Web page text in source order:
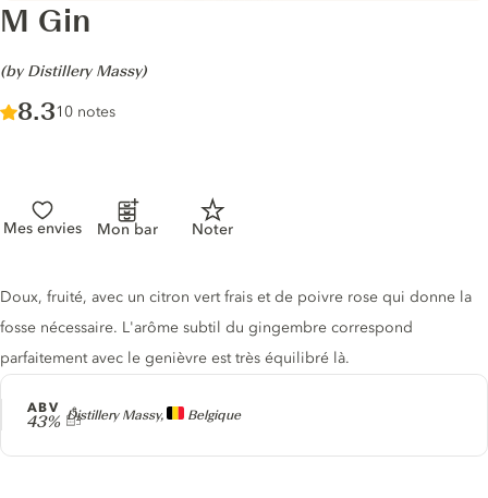
M Gin
-
(by Distillery Massy)
Score :
8.3/ 10
10 notes
Mes envies Mon bar Noter
Producteur
Distillery Massy, Belgique
ABV
43%
Description du gin
Doux, fruité, avec un citron vert frais et de poivre rose qui donne la
fosse nécessaire. L'arôme subtil du gingembre correspond
parfaitement avec le genièvre est très équilibré là.